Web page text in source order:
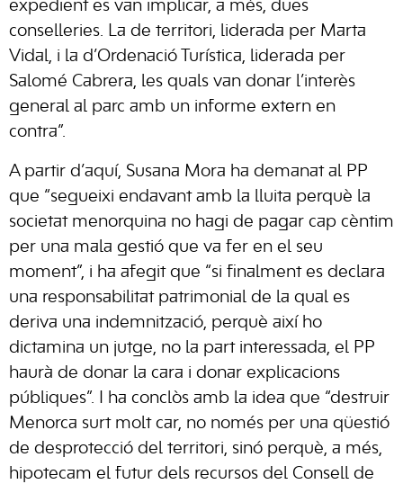
expedient es van implicar, a més, dues
conselleries. La de territori, liderada per Marta
Vidal, i la d’Ordenació Turística, liderada per
Salomé Cabrera, les quals van donar l’interès
general al parc amb un informe extern en
contra”.
A partir d’aquí, Susana Mora ha demanat al PP
que “segueixi endavant amb la lluita perquè la
societat menorquina no hagi de pagar cap cèntim
per una mala gestió que va fer en el seu
moment”, i ha afegit que “si finalment es declara
una responsabilitat patrimonial de la qual es
deriva una indemnització, perquè així ho
dictamina un jutge, no la part interessada, el PP
haurà de donar la cara i donar explicacions
públiques”. I ha conclòs amb la idea que “destruir
Menorca surt molt car, no només per una qüestió
de desprotecció del territori, sinó perquè, a més,
hipotecam el futur dels recursos del Consell de